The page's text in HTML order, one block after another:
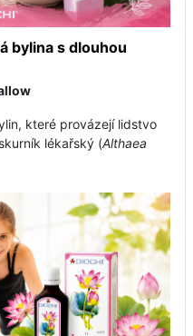
bylina s dlouhou
které provázejí lidstvo
lékařský (Althaea